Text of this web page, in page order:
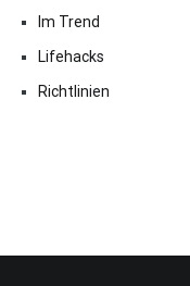
Im Trend
Lifehacks
Richtlinien